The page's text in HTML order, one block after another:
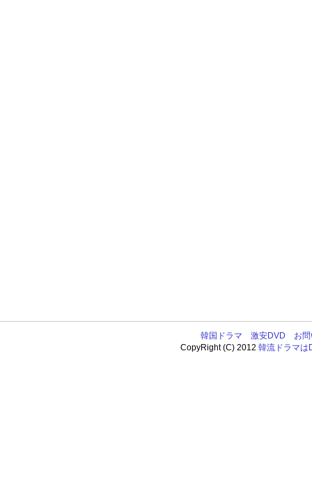
韓国ドラマ 激安DVD
お
CopyRight (C) 2012韓流ドラマは